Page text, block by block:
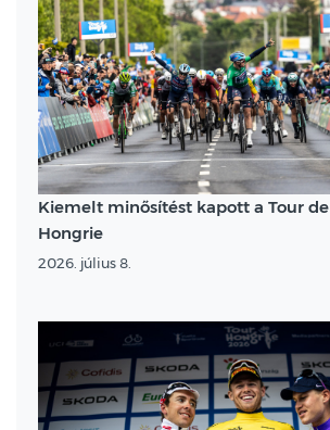
Kiemelt minősítést kapott a Tour de
Hongrie
2026. július 8.